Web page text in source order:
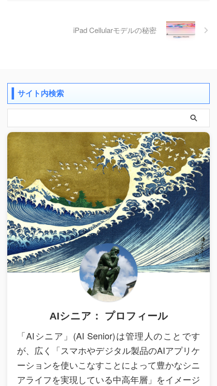
iPad Cellularモデルの秘密
サイト内検索
AIシニア： プロフィール
「AIシニア」(AI Senior)は管理人のことです
が、広く「スマホやデジタル製品のAIアプリケ
ーションを使いこなすことによって豊かなシニ
アライフを実現している中高年層」をイメージ